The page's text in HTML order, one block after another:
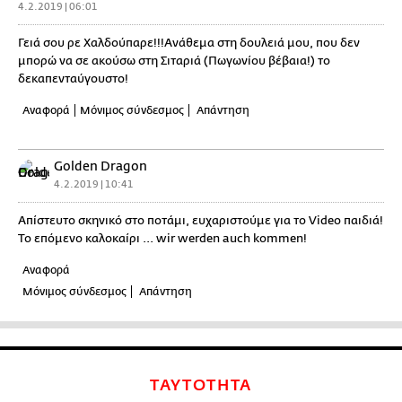
4.2.2019 | 06:01
Γειά σου ρε Χαλδούπαρε!!!Ανάθεμα στη δουλειά μου, που δεν
μπορώ να σε ακούσω στη Σιταριά (Πωγωνίου βέβαια!) το
δεκαπενταύγουστο!
Αναφορά Μόνιμος σύνδεσμος Απάντηση
Golden Dragon
4.2.2019 | 10:41
Απίστευτο σκηνικό στο ποτάμι, ευχαριστούμε για το Video παιδιά!
Το επόμενο καλοκαίρι ... wir werden auch kommen!
Αναφορά
Μόνιμος σύνδεσμος
Απάντηση
ΤΑΥΤΟΤΗΤΑ